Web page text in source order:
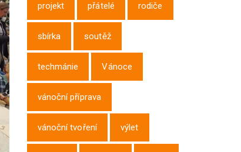
projekt přátelé rodiče
sbírka soutěž
techmánie Vánoce
vánoční příprava
vánoční tvoření výlet